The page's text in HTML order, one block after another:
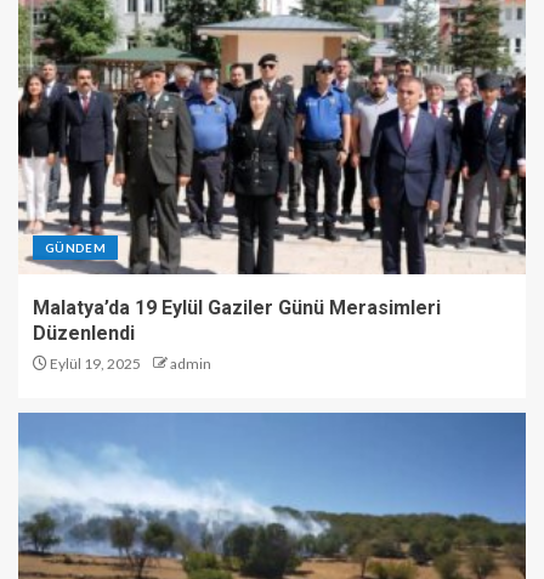
GÜNDEM
Malatya’da 19 Eylül Gaziler Günü Merasimleri
Düzenlendi
Eylül 19, 2025 admin